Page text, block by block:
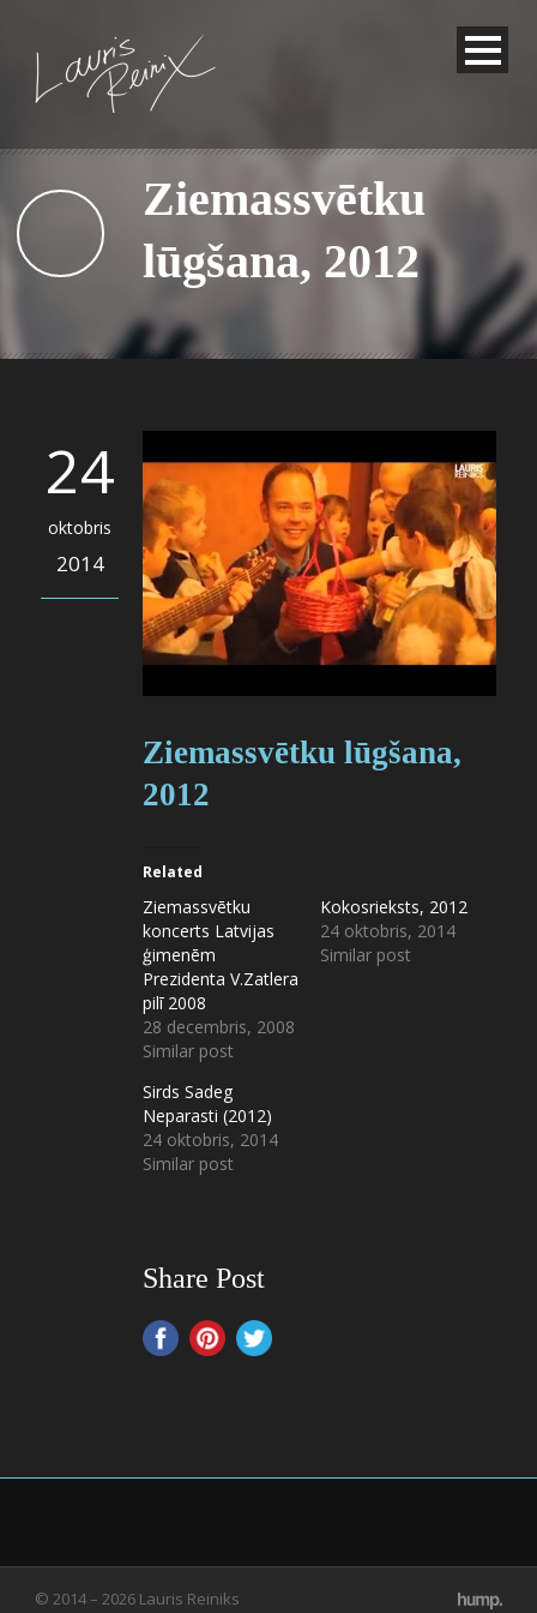
Ziemassvētku
lūgšana, 2012
24
oktobris
2014
Ziemassvētku lūgšana,
2012
Related
Ziemassvētku
koncerts Latvijas
ģimenēm
Prezidenta V.Zatlera
pilī 2008
28 decembris, 2008
Similar post
Kokosrieksts, 2012
24 oktobris, 2014
Similar post
Sirds Sadeg
Neparasti (2012)
24 oktobris, 2014
Similar post
Share Post
© 2014 – 2026 Lauris Reiniks